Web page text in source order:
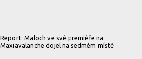
Report: Maloch ve své premiéře na
Maxiavalanche dojel na sedmém místě